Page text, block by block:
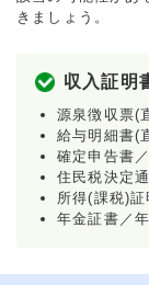
きましょう。
収入証明
源泉徴収票(
給与明細書(
確定申告書
住民税決定
所得(課税)証
年金証書／